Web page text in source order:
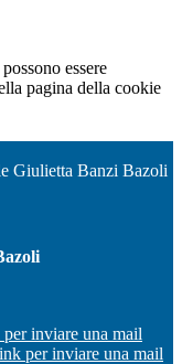
essere
pagina della cookie
Giulietta Banzi Bazoli
inviare una mail
per inviare una mail